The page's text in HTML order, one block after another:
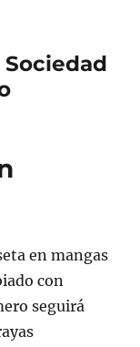
en mangas
con
seguirá